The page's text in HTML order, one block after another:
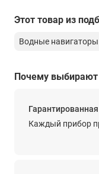
Этот товар из
Водные навигаторы
Почему выбирают
Каждый прибор